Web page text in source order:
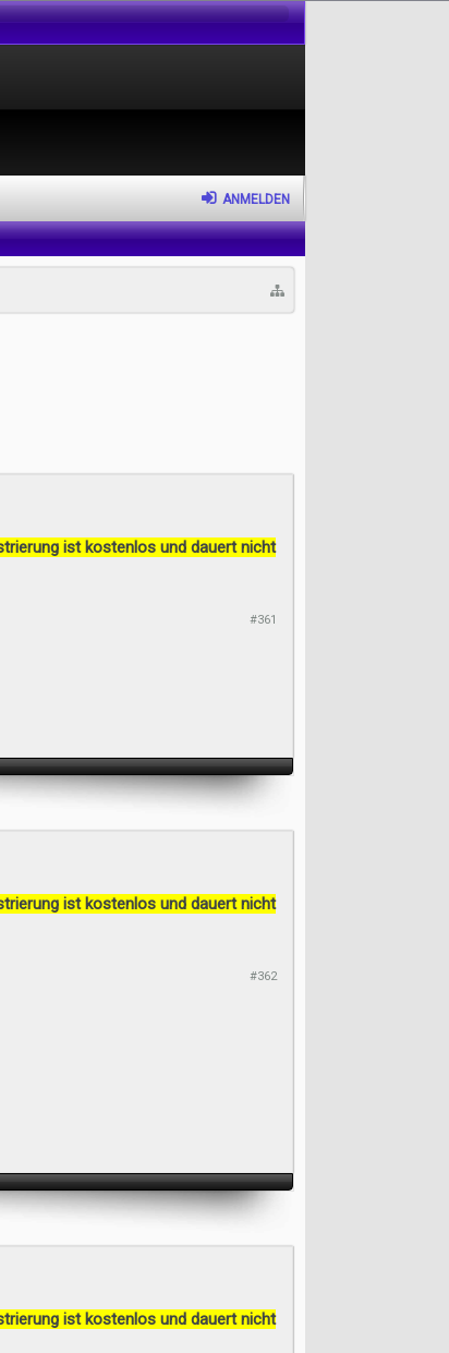
ist kostenlos und dauert nicht
#361
ist kostenlos und dauert nicht
#362
ist kostenlos und dauert nicht
ANMELDEN